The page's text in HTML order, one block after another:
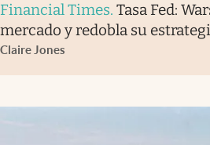
Financial Times. Tasa Fed:
mercado y redobla su
Claire Jones